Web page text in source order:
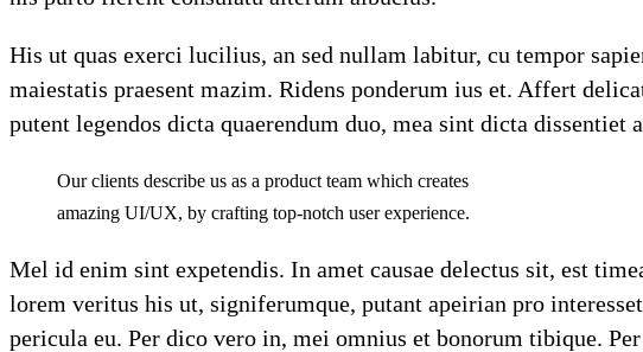
His ut quas exerci lucilius, an sed nullam labitur, cu tempor
maiestatis praesent mazim. Ridens ponderum ius et. Affert
putent legendos dicta quaerendum duo, mea sint dicta dissentiet
Our clients describe us as a product team which creates
amazing UI/UX, by crafting top-notch user experience.
Mel id enim sint expetendis. In amet causae delectus sit, est
lorem veritus his ut, signiferumque, putant apeirian pro
pericula eu. Per dico vero in, mei omnius et bonorum tibique.